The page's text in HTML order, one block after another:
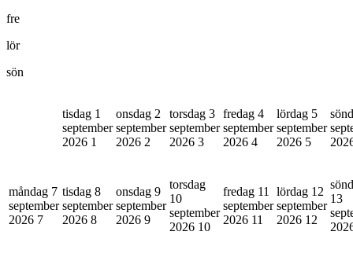
fre
lör
sön
tisdag 1
september
2026 1
onsdag 2
september
2026 2
torsdag 3
september
2026 3
fredag 4
september
2026 4
lördag 5
september
2026 5
måndag 7
september
2026 7
tisdag 8
september
2026 8
onsdag 9
september
2026 9
torsdag
10
september
2026 10
fredag 11
september
2026 11
lördag 12
september
2026 12
13